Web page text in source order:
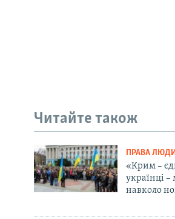
Читайте також
ПРАВА
«Крим –
українці –
навколо